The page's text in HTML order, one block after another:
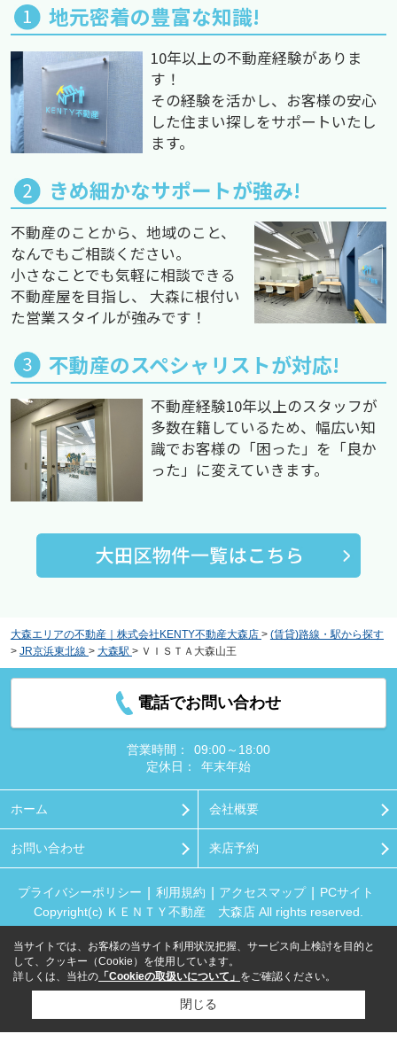
地元密着の豊富な知識!
10年以上の不動産経験がありま
す！
その経験を活かし、お客様の安心
した住まい探しをサポートいたし
ます。
きめ細かなサポートが強み!
不動産のことから、地域のこと、
なんでもご相談ください。
小さなことでも気軽に相談できる
不動産屋を目指し、 大森に根付い
た営業スタイルが強みです！
不動産のスペシャリストが対応!
不動産経験10年以上のスタッフが
多数在籍しているため、幅広い知
識でお客様の「困った」を「良か
った」に変えていきます。
大森エリアの不動産｜株式会社KENTY不動産大森店 > (賃貸)路線・駅から探す
> JR京浜東北線 > 大森駅 > ＶＩＳＴＡ大森山王
電話でお問い合わせ
営業時間：
09:00～18:00
定休日：
年末年始
ホーム 会社概要
お問い合わせ 来店予約
プライバシーポリシー 利用規約 アクセスマップ
PCサイト
Copyright(c) ＫＥＮＴＹ不動産 大森店 All rights reserved.
当サイトでは、お客様の当サイト利用状況把握、サービス向上検討を目的と
して、クッキー（Cookie）を使用しています。
詳しくは、当社の 「Cookieの取扱いについて」 をご確認ください。
閉じる